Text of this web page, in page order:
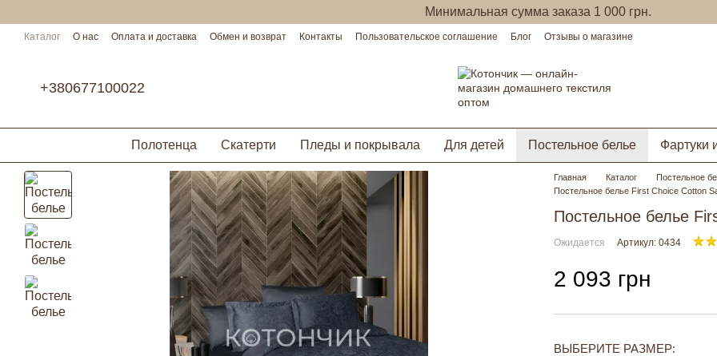
Минимальная сумма заказа 1 000 грн.
Каталог О нас Оплата и доставка Обмен и возврат Контакты Пользовательское соглашение Блог
Отзывы о магазине
+380677100022
Полотенца Скатерти Пледы и покрывала Для детей Постельное белье Фартуки
Главная Каталог Постельное
Постельное белье First Choice Cotton
Постельное белье
Ожидается Артикул: 0434
2 093 грн
ВЫБЕРИТЕ РАЗМЕР: